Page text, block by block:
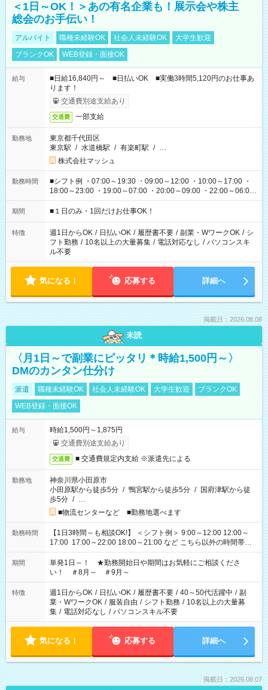
＜1日～OK！＞あの有名企業も！展示会や株主
総会のお手伝い！
アルバイト 職種未経験OK 社会人未経験OK
大学生歓迎
ブランクOK
WEB登録・面接OK
給与
■日給16,840円～ ■日払いOK ■実働3時間5,120円のお仕事あ
ります！
交通費別途支給あり
交通費 一部支給
勤務地
東京都千代田区
東京駅 / 水道橋駅 / 有楽町駅 / …
株式会社マッシュ
勤務時間
■シフト例 ・07:00～19:30 ・09:00～12:00 ・10:00～17:00 ・
18:00～23:00 ・19:00～07:00 ・20:00～09:00 ・22:00～06:00
etc ★最短で3時間で5,120円のお仕事から 15時間で2万円近く稼
げるお仕事も！ ご希望のお時間に合わせてご紹介！ ※シフトは
ください！
期間 ■１日のみ・1回だけお仕事OK！
特徴 週1日からOK / 日払いOK / 履歴書不要 / 副業・WワークOK / シ
フト勤務 / 10名以上の大量募集 / 電話対応なし / パソコンスキ
ル不要
気になる！ 応募する 詳細へ
掲載日：2026.08.08
未読
〈月1日～で副業にピッタリ＊時給1,500円～〉
DMのカンタン仕分け
派遣 職種未経験OK 社会人未経験OK 大学生歓迎
ブランクOK
WEB登録・面接OK
給与
時給1,500円～1,875円
交通費別途支給あり
交通費 ■ 交通費規定内支給 ※派遣先による
勤務地
神奈川県小田原市
小田原駅から徒歩5分 / 鴨宮駅から徒歩5分 / 国府津駅から徒
歩5分 / …
■物流センターなど ■勤務地選べます
勤務時間
【1日3時間～も相談OK!】 ＜シフト例＞ 9:00～12:00 12:00～
17:00 17:00～22:00 18:00～21:00 など こちら以外の時間帯も
お気軽にご相談ください！
期間
単発1日～！ ★勤務開始日や期間はお気軽にご相談くださ
い！ ＃8月～ ＃9月～
特徴 週1日からOK / 日払いOK / 履歴書不要 / 40～50代活躍中 / 副
業・WワークOK / 服装自由 / シフト勤務 / 10名以上の大量募
集 / 電話対応なし / パソコンスキル不要
気になる！ 応募する 詳細へ
掲載日：2026.08.07